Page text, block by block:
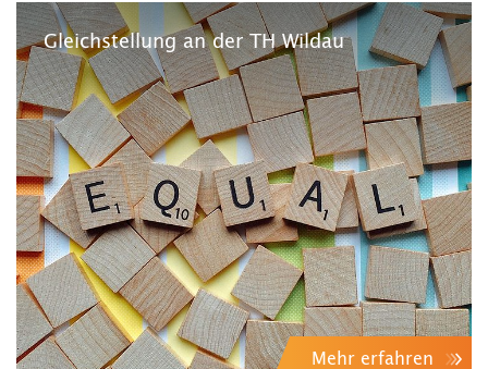
Gleichstellung an der TH Wildau
Mehr erfahren